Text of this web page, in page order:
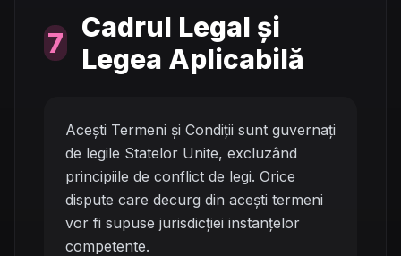
7
Cadrul Legal și
Legea Aplicabilă
Acești Termeni și Condiții sunt guvernați
de legile Statelor Unite, excluzând
principiile de conflict de legi. Orice
dispute care decurg din acești termeni
vor fi supuse jurisdicției instanțelor
competente.